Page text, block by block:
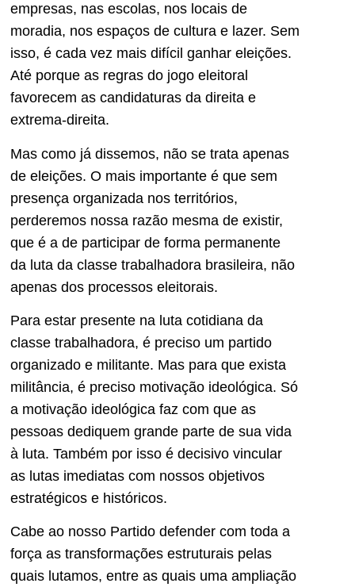
empresas, nas escolas, nos locais de
moradia, nos espaços de cultura e lazer. Sem
isso, é cada vez mais difícil ganhar eleições.
Até porque as regras do jogo eleitoral
favorecem as candidaturas da direita e
extrema-direita.
Mas como já dissemos, não se trata apenas
de eleições. O mais importante é que sem
presença organizada nos territórios,
perderemos nossa razão mesma de existir,
que é a de participar de forma permanente
da luta da classe trabalhadora brasileira, não
apenas dos processos eleitorais.
Para estar presente na luta cotidiana da
classe trabalhadora, é preciso um partido
organizado e militante. Mas para que exista
militância, é preciso motivação ideológica. Só
a motivação ideológica faz com que as
pessoas dediquem grande parte de sua vida
à luta. Também por isso é decisivo vincular
as lutas imediatas com nossos objetivos
estratégicos e históricos.
Cabe ao nosso Partido defender com toda a
força as transformações estruturais pelas
quais lutamos, entre as quais uma ampliação